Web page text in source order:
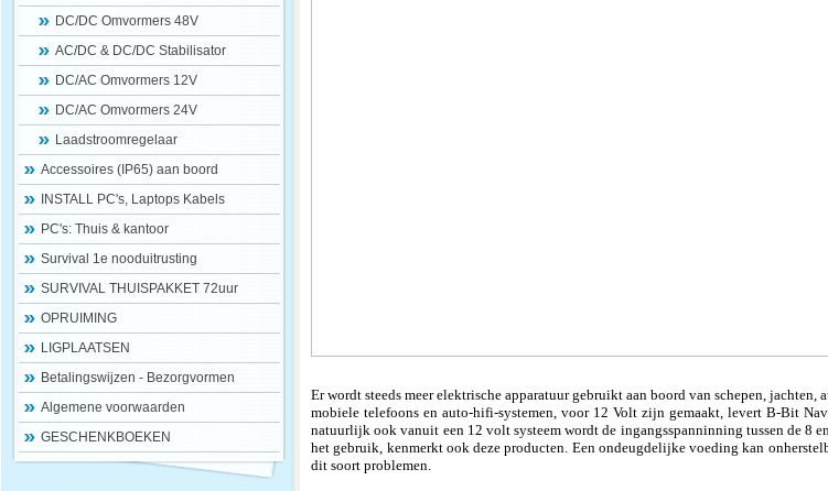
DC/DC Omvormers 48V
AC/DC & DC/DC Stabilisator
DC/AC Omvormers 12V
DC/AC Omvormers 24V
Laadstroomregelaar
Accessoires (IP65) aan boord
INSTALL PC's, Laptops Kabels
PC's: Thuis & kantoor
Survival 1e nooduitrusting
SURVIVAL THUISPAKKET 72uur
OPRUIMING
LIGPLAATSEN
Betalingswijzen - Bezorgvormen
Algemene voorwaarden
GESCHENKBOEKEN
Er wordt steeds meer elektrische apparatuur gebruikt aan boord van schepen,
mobiele telefoons en auto-hifi-systemen, voor 12 Volt zijn gemaakt, levert B-Bit
natuurlijk ook vanuit een 12 volt systeem wordt de ingangsspanninning tussen de 8
het gebruik, kenmerkt ook deze producten. Een ondeugdelijke voeding kan
dit soort problemen.